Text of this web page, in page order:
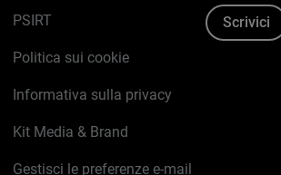
PSIRT
Politica sui cookie
Informativa sulla privacy
Kit Media & Brand
Gestisci le preferenze e-mail
Scrivici